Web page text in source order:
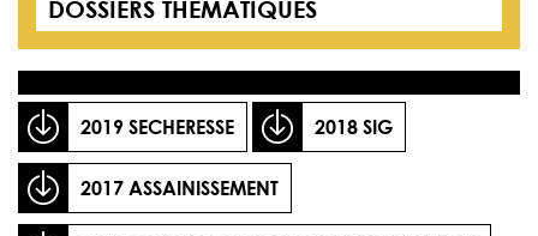
DOSSIERS THEMATIQUES
2019 SECHERESSE 2018 SIG
2017 ASSAINISSEMENT